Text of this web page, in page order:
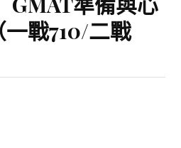
戰710/二戰